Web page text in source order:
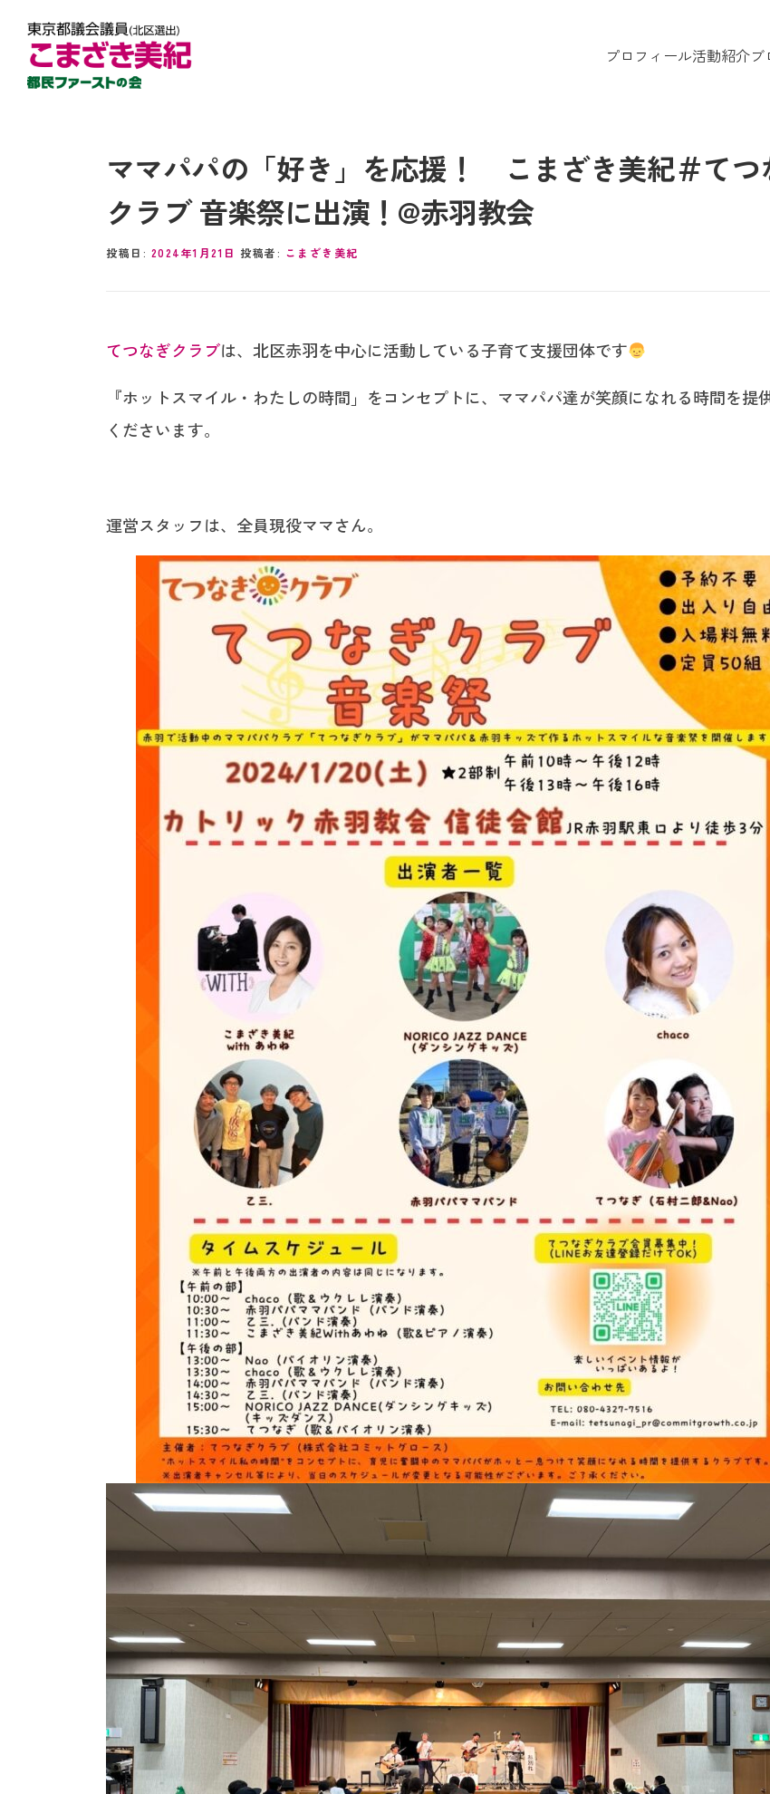
プロフィール活動紹介
ママパパの「好き」を応援！ こまざき美紀＃てつ
クラブ 音楽祭に出演！@赤羽教会
投稿日: 2024年1月21日 投稿者: こまざき美紀
てつなぎクラブは、北区赤羽を中心に活動している子育て支援団体です
『ホットスマイル・わたしの時間」をコンセプトに、ママパパ達が笑顔になれる時間を提
くださいます。
運営スタッフは、全員現役ママさん。